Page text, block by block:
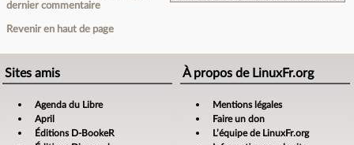
dernier commentaire
Revenir en haut de page
Sites amis
Agenda du Libre
April
Éditions D-BookeR
À propos de LinuxFr.org
Mentions légales
Faire un don
L’équipe de LinuxFr.org